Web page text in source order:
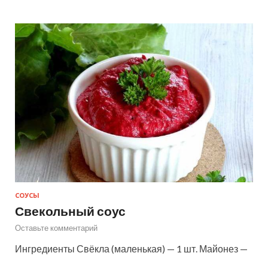
СОУСЫ
Свекольный соус
Оставьте комментарий
Ингредиенты Свёкла (маленькая) — 1 шт. Майонез —